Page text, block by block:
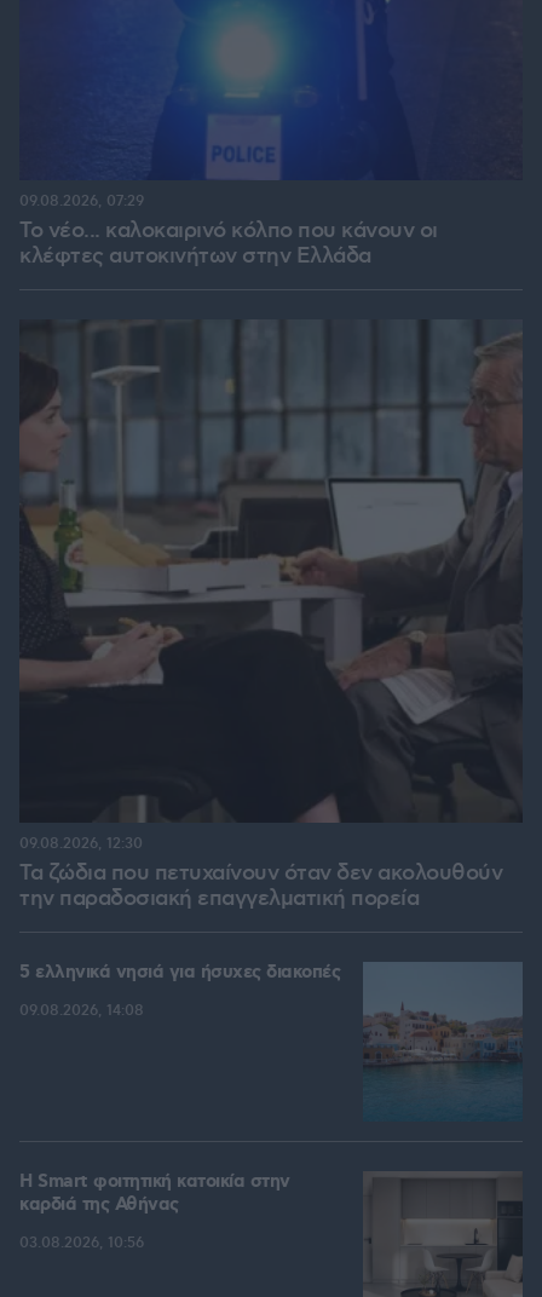
Το νέο... καλοκαιρινό κόλπο που κάνουν οι
κλέφτες αυτοκινήτων στην Ελλάδα
09.08.2026, 07:29
Τα ζώδια που πετυχαίνουν όταν δεν ακολουθούν
την παραδοσιακή επαγγελματική πορεία
09.08.2026, 12:30
5 ελληνικά νησιά για ήσυχες διακοπές
09.08.2026, 14:08
Η Smart φοιτητική κατοικία στην
καρδιά της Αθήνας
03.08.2026, 10:56